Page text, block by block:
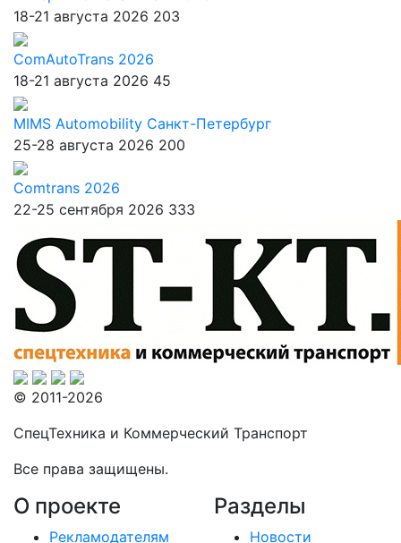
18-21 августа 2026 203
ComAutoTrans 2026
18-21 августа 2026 45
MIMS Automobility Санкт-Петербург
25-28 августа 2026 200
Comtrans 2026
22-25 сентября 2026 333
© 2011-2026
СпецТехника и Коммерческий Транспорт
Все права защищены.
О проекте
Рекламодателям
Разделы
Новости